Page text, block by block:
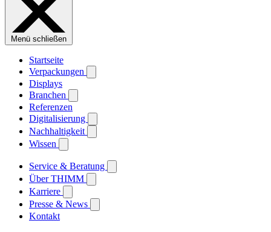
Menü schließen
Startseite
Verpackungen
Displays
Branchen
Referenzen
Digitalisierung
Nachhaltigkeit
Wissen
Service & Beratung
Über THIMM
Karriere
Presse & News
Kontakt